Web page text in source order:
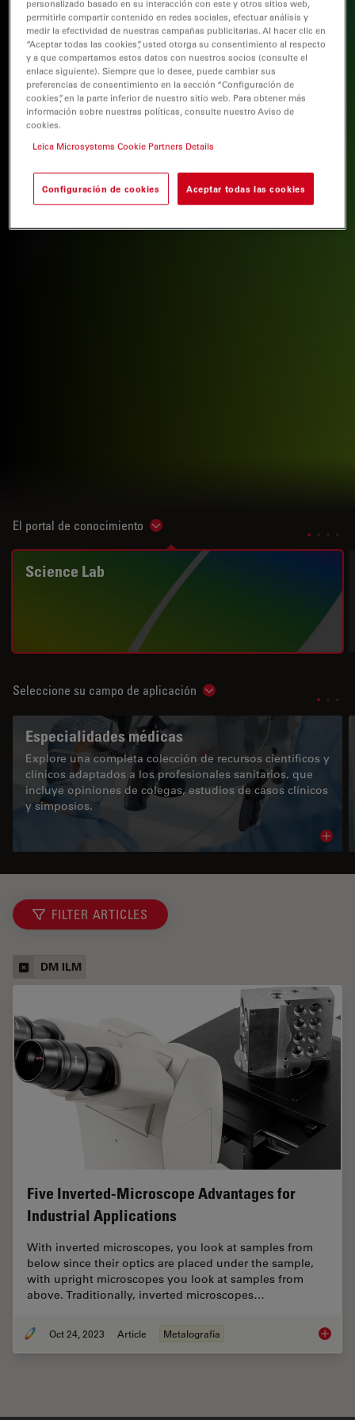
El portal de conocimiento Show subnavigation
Science Lab
Seleccione su campo de aplicación Show subnavigation
Especialidades médicas
Explore una completa colección de recursos científicos y
clínicos adaptados a los profesionales sanitarios, que
incluye opiniones de colegas, estudios de casos clínicos
y simposios.
FILTER ARTICLES
DM ILM
Five Inverted-Microscope Advantages for
Industrial Applications
With inverted microscopes, you look at samples from
below since their optics are placed under the sample,
with upright microscopes you look at samples from
above. Traditionally, inverted microscopes…
Oct 24, 2023 Article Metalografía Five
personalizado basado en su interacción con este y otros sitios web,
permitirle compartir contenido en redes sociales, efectuar análisis y
medir la efectividad de nuestras campañas publicitarias. Al hacer clic en
“Aceptar todas las cookies”, usted otorga su consentimiento al respecto
y a que compartamos estos datos con nuestros socios (consulte el
enlace siguiente). Siempre que lo desee, puede cambiar sus
preferencias de consentimiento en la sección “Configuración de
cookies”, en la parte inferior de nuestro sitio web. Para obtener más
información sobre nuestras políticas, consulte nuestro Aviso de
cookies.
Leica Microsystems Cookie Partners Details
Configuración de cookies Aceptar todas las cookies